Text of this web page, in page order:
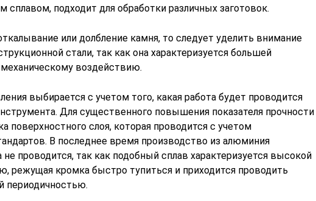
сплавом, подходит для обработки различных заготовок.
или долбление камня, то следует уделить внимание
стали, так как она характеризуется большей
воздействию.
выбирается с учетом того, какая работа будет проводится
Для существенного повышения показателя прочности
поверхностного слоя, которая проводится с учетом
В последнее время производство из алюминия
не проводится, так как подобный сплав характеризуется высокой
режущая кромка быстро тупиться и приходится проводить
периодичностью.